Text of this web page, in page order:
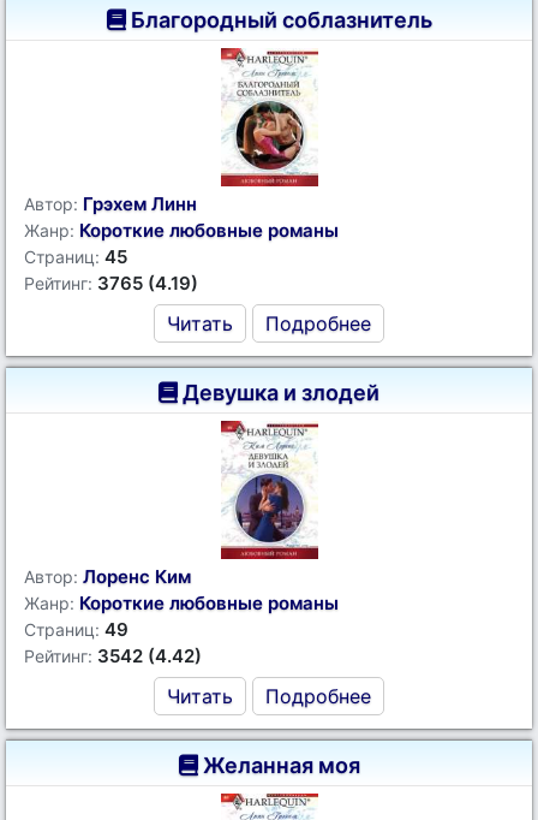
Благородный соблазнитель
Автор: Грэхем Линн
Жанр: Короткие любовные романы
Страниц: 45
Рейтинг: 3765 (4.19)
Читать Подробнее
Девушка и злодей
Автор: Лоренс Ким
Жанр: Короткие любовные романы
Страниц: 49
Рейтинг: 3542 (4.42)
Читать Подробнее
Желанная моя